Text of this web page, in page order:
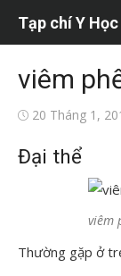
dung
Tạp chí Y
viêm
Đăng20 Tháng 1,
Đại thể
viêm
Thường gặp ở